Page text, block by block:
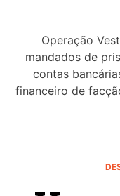
Operação
mandados de
contas
financeiro de